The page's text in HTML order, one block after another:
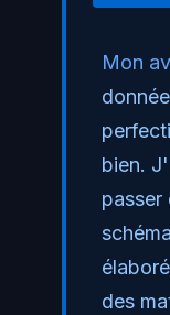
Mon
bien.
passer
des